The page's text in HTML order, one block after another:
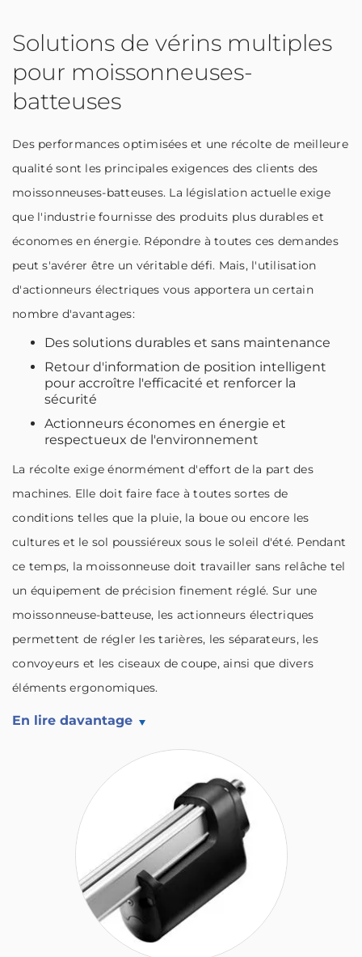
Solutions de vérins multiples
pour moissonneuses-
batteuses
Des performances optimisées et une récolte de meilleure
qualité sont les principales exigences des clients des
moissonneuses-batteuses. La législation actuelle exige
que l'industrie fournisse des produits plus durables et
économes en énergie. Répondre à toutes ces demandes
peut s'avérer être un véritable défi. Mais, l'utilisation
d'actionneurs électriques vous apportera un certain
nombre d'avantages:
Des solutions durables et sans maintenance
Retour d'information de position intelligent
pour accroître l'efficacité et renforcer la
sécurité
Actionneurs économes en énergie et
respectueux de l'environnement
La récolte exige énormément d'effort de la part des
machines. Elle doit faire face à toutes sortes de
conditions telles que la pluie, la boue ou encore les
cultures et le sol poussiéreux sous le soleil d'été. Pendant
ce temps, la moissonneuse doit travailler sans relâche tel
un équipement de précision finement réglé. Sur une
moissonneuse-batteuse, les actionneurs électriques
permettent de régler les tarières, les séparateurs, les
convoyeurs et les ciseaux de coupe, ainsi que divers
éléments ergonomiques.
En lire davantage